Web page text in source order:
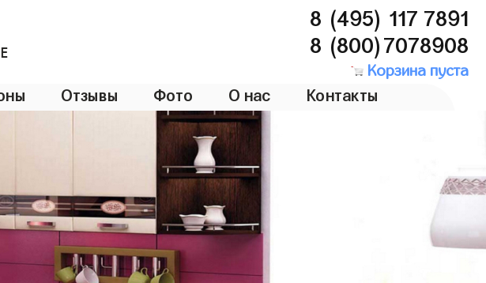
8 (495) 117 7891
8 (800)7078908
Корзина пуста
Отзывы Фото О нас Контакты